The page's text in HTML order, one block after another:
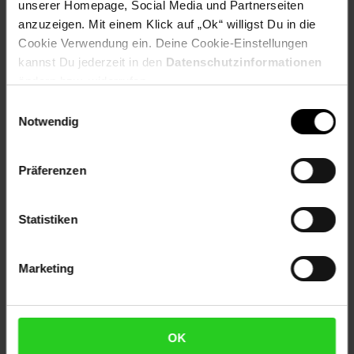
unserer Homepage, Social Media und Partnerseiten
anzuzeigen. Mit einem Klick auf „Ok“ willigst Du in die
Cookie Verwendung ein. Deine Cookie-Einstellungen
kannst Du jederzeit in den Datenschutzinformationen
Notwendig
Präferenzen
Statistiken
Marketing
OK
Altgeräterücknahme
Fußzeile
Weitere Online-Angebote
Netto Reisen Weinwelt
Rezeptwelt Karriere